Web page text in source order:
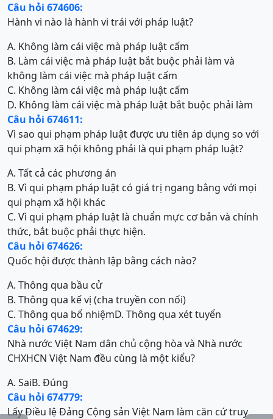
Câu hỏi 674606:
Hành vi nào là hành vi trái với pháp luật?
A. Không làm cái việc mà pháp luật cấm
B. Làm cái việc mà pháp luật bắt buộc phải làm và
không làm cái việc mà pháp luật cấm
C. Không làm cái việc mà pháp luật cấm
D. Không làm cái việc mà pháp luật bắt buộc phải làm
Câu hỏi 674611:
Vì sao qui phạm pháp luật được ưu tiên áp dụng so với
qui phạm xã hội không phải là qui phạm pháp luật?
A. Tất cả các phương án
B. Vì qui phạm pháp luật có giá trị ngang bằng với mọi
qui phạm xã hội khác
C. Vì qui phạm pháp luật là chuẩn mực cơ bản và chính
thức, bắt buộc phải thực hiện.
Câu hỏi 674626:
Quốc hội được thành lập bằng cách nào?
A. Thông qua bầu cử
B. Thông qua kế vị (cha truyền con nối)
C. Thông qua bổ nhiệmD. Thông qua xét tuyển
Câu hỏi 674629:
Nhà nước Việt Nam dân chủ cộng hòa và Nhà nước
CHXHCN Việt Nam đều cùng là một kiểu?
A. SaiB. Đúng
Câu hỏi 674779:
Lấy Điều lệ Đảng Cộng sản Việt Nam làm căn cứ truy